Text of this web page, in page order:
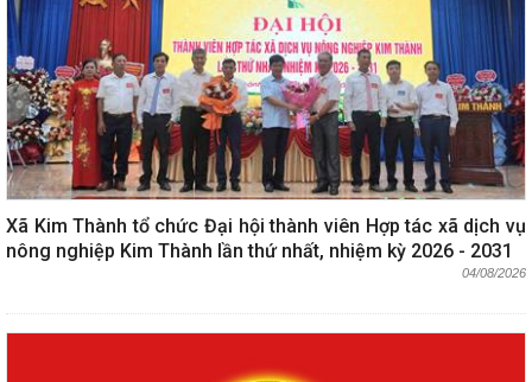
Xã Kim Thành tổ chức Đại hội thành viên Hợp tác xã dịch vụ
nông nghiệp Kim Thành lần thứ nhất, nhiệm kỳ 2026 - 2031
04/08/2026